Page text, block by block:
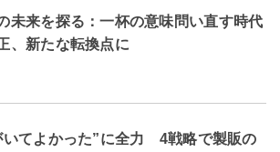
未来を探る：一杯の意味問い直す時代
新たな転換点に
いてよかった”に全力 4戦略で製販の